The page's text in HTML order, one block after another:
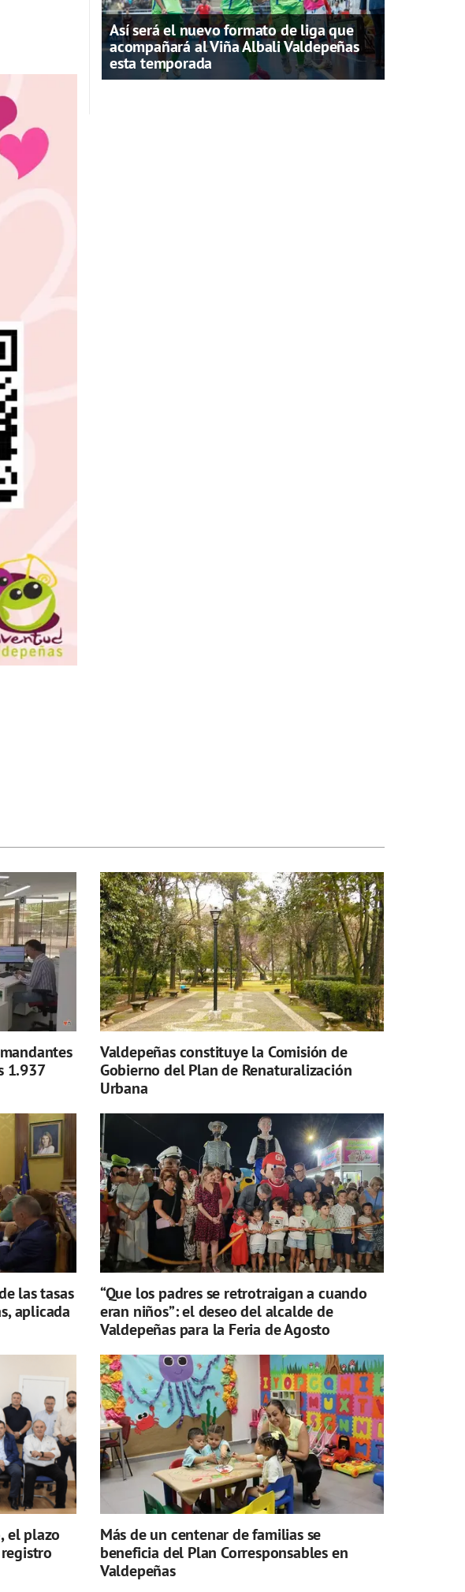
Así será el nuevo formato de liga que
acompañará al Viña Albali Valdepeñas
esta temporada
1.937
Valdepeñas constituye la Comisión de
Gobierno del Plan de Renaturalización
Urbana
las tasas
aplicada
“Que los padres se retrotraigan a cuando
eran niños”: el deseo del alcalde de
Valdepeñas para la Feria de Agosto
el plazo
Más de un centenar de familias se
beneficia del Plan Corresponsables en
Valdepeñas